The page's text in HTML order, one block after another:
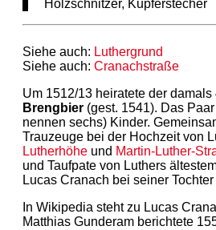
Holzschnitzer, Kupferstecher
Siehe auch: Luthergrund
Siehe auch: Cranachstraße
Um 1512/13 heiratete der
Brengbier (gest. 1541). Das
nennen sechs) Kinder.
Trauzeuge bei der Hochzeit von
Lutherhöhe und Martin-Luther-
und Taufpate von Luthers
Lucas Cranach bei seiner
In Wikipedia steht zu Lucas
Matthias Gunderam berichtete